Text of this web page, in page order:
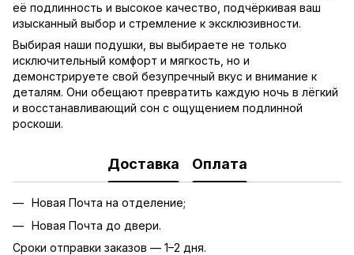
её подлинность и высокое качество, подчёркивая ваш
изысканный выбор и стремление к эксклюзивности.
Выбирая наши подушки, вы выбираете не только
исключительный комфорт и мягкость, но и
демонстрируете свой безупречный вкус и внимание к
деталям. Они обещают превратить каждую ночь в лёгкий
и восстанавливающий сон с ощущением подлинной
роскоши.
Доставка Оплата
Новая Почта на отделение;
Новая Почта до двери.
Сроки отправки заказов — 1–2 дня.